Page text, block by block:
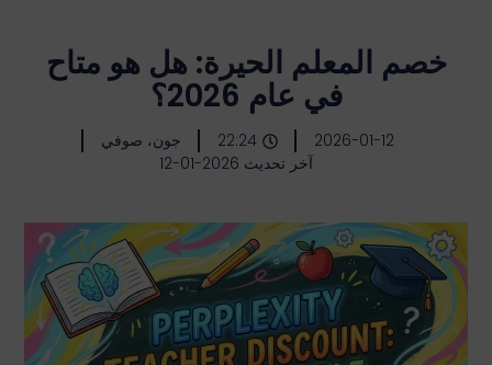
خصم المعلم الحيرة: هل هو متاح
في عام 2026؟
2026-01-12
22:24
جون، صوفي
آخر تحديث 2026-01-12